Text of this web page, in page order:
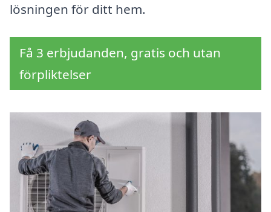
lösningen för ditt hem.
Få 3 erbjudanden, gratis och utan
förpliktelser